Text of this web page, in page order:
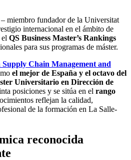
miembro fundador de la Universitat
internacional en el ámbito de
QS Business Master’s Rankings
para sus programas de máster.
Chain Management and
el mejor de España y el octavo del
Universitario en Dirección de
posiciones y se sitúa en el rango
reflejan la calidad,
de la formación en La Salle-
reconocida